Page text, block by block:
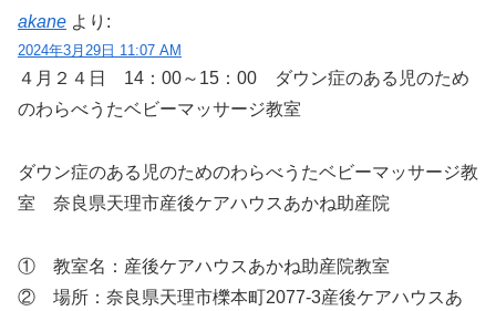
akane より:
2024年3月29日 11:07 AM
４月２４日 14：00～15：00 ダウン症のある児のため
のわらべうたベビーマッサージ教室
ダウン症のある児のためのわらべうたベビーマッサージ教
室 奈良県天理市産後ケアハウスあかね助産院
① 教室名：産後ケアハウスあかね助産院教室
② 場所：奈良県天理市櫟本町2077-3産後ケアハウスあ